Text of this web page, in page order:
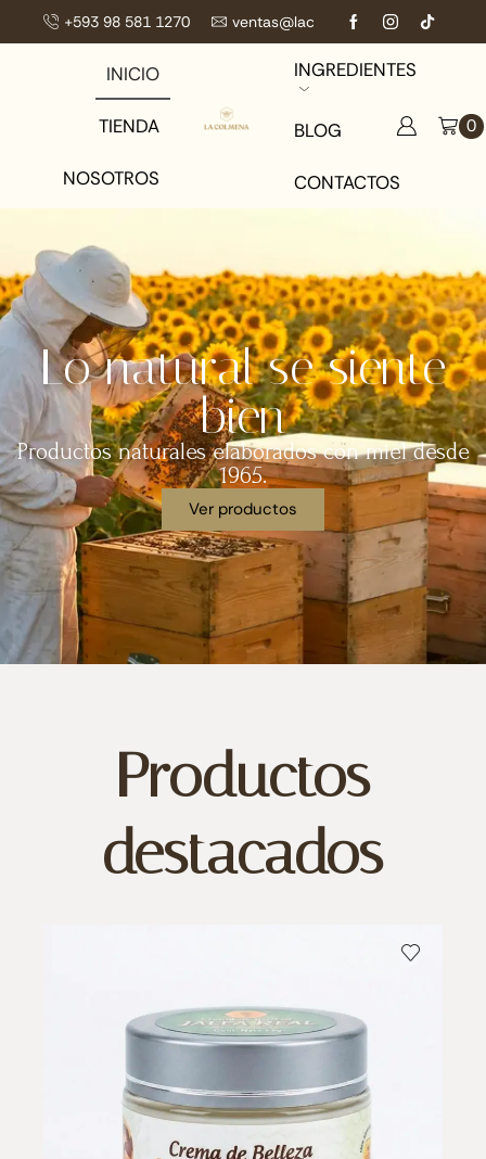
+593 98 581 1270 ventas@lacolmena.com.ec
INICIO
TIENDA
NOSOTROS
INGREDIENTES
BLOG
CONTACTOS
0
Lo natural se siente
bien
Productos naturales elaborados con miel desde
1965.
Ver productos
Productos
destacados